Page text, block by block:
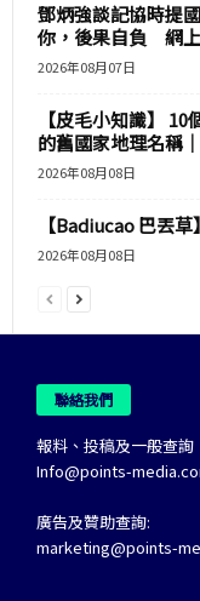
鄧炳強談記協時提
你，後果自負 網上
2026年08月07日
【皮毛小知識】
的舊國家地理名稱
2026年08月08日
【Badiucao 巴丟
2026年08月08日
聯絡我們
報料、投稿及一般查詢
Info@points-
廣告及贊助查詢:
marketing@points-